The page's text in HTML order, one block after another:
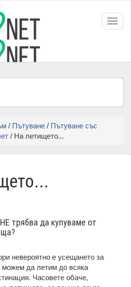
/ Пътуване/ Пътуване със
/ На летището...
трябва да купуваме от
невероятно е усещането за
можем да летим до всяка
Часовете обаче,